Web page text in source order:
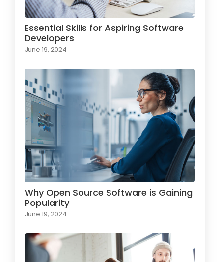
Essential Skills for Aspiring Software
Developers
June 19, 2024
Why Open Source Software is Gaining
Popularity
June 19, 2024